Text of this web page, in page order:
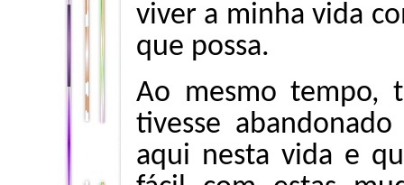
viver a minha vida
que possa.
Ao mesmo tempo,
tivesse
aqui nesta vida e